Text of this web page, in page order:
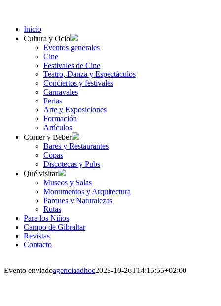
Inicio
Cultura y Ocio
Eventos generales
Cine
Festivales de Cine
Teatro, Danza y Espectáculos
Conciertos y festivales
Carnavales
Ferias
Arte y Exposiciones
Formación
Artículos
Comer y Beber
Bares y Restaurantes
Copas
Discotecas y Pubs
Qué visitar
Museos y Salas
Monumentos y Arquitectura
Parques y Naturalezas
Rutas
Para los Niños
Campo de Gibraltar
Revistas
Contacto
Evento enviadoagenciaadhoc2023-10-26T14:15:55+02:00